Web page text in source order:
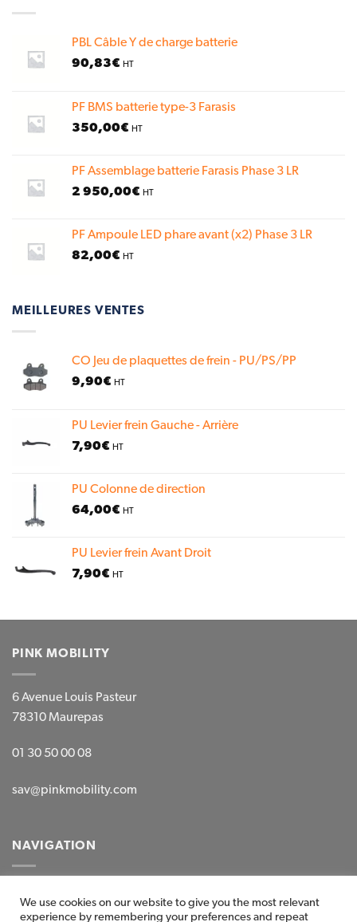
PBL Câble Y de charge batterie
90,83€ HT
PF BMS batterie type-3 Farasis
350,00€ HT
PF Assemblage batterie Farasis Phase 3 LR
2 950,00€ HT
PF Ampoule LED phare avant (x2) Phase 3 LR
82,00€ HT
MEILLEURES VENTES
CO Jeu de plaquettes de frein - PU/PS/PP
9,90€ HT
PU Levier frein Gauche - Arrière
7,90€ HT
PU Colonne de direction
64,00€ HT
PU Levier frein Avant Droit
7,90€ HT
PINK MOBILITY
6 Avenue Louis Pasteur
78310 Maurepas
01 30 50 00 08
sav@pinkmobility.com
NAVIGATION
We use cookies on our website to give you the most relevant
experience by remembering your preferences and repeat